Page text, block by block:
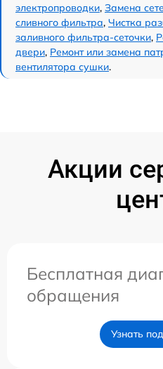
электропроводки, Замена
сливного фильтра, Чистка
заливного фильтра-сеточки,
двери, Ремонт или замена
вентилятора сушки.
Акции
Бесплатная
обращения
Узнать